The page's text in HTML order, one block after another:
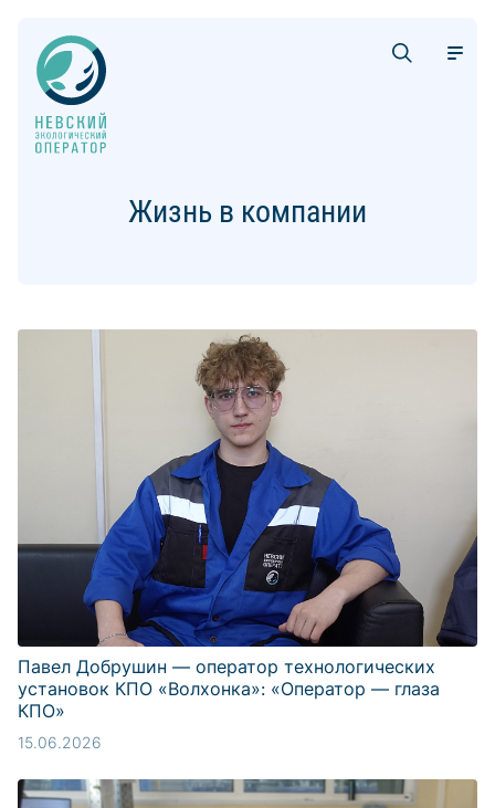
Жизнь в компании
Павел Добрушин — оператор технологических
установок КПО «Волхонка»: «Оператор — глаза
КПО»
15.06.2026